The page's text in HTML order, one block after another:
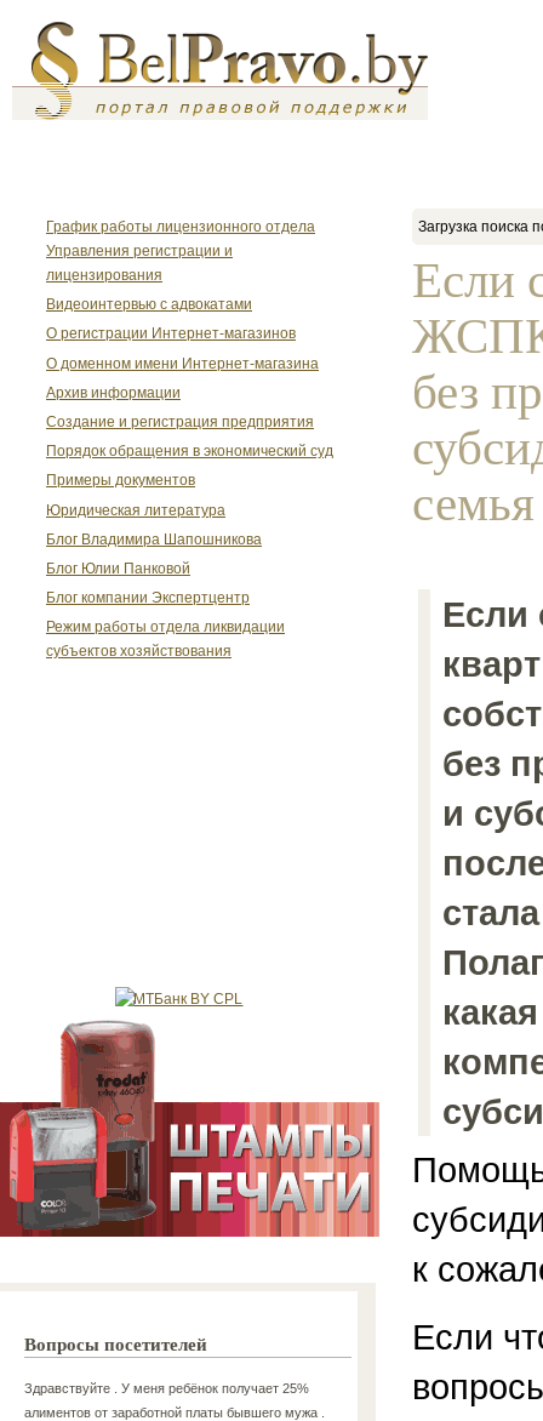
График работы лицензионного отдела
Управления регистрации и
лицензирования
Видеоинтервью с адвокатами
О регистрации Интернет-магазинов
О доменном имени Интернет-магазина
Архив информации
Создание и регистрация предприятия
Порядок обращения в экономический суд
Примеры документов
Юридическая литература
Блог Владимира Шапошникова
Блог Юлии Панковой
Блог компании Экспертцентр
Режим работы отдела ликвидации
субъектов хозяйствования
Вопросы посетителей
Здравствуйте . У меня ребёнок получает 25%
алиментов от заработной платы бывшего мужа .
Загрузка поиска
Если
ЖСПК
без
Если
без
и
Помощь
к
Если